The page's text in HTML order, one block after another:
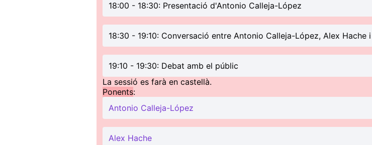
18:00 - 18:30: Presentació d'Antonio Calleja-López
18:30 - 19:10: Conversació entre Antonio Calleja-López, Alex Hache
19:10 - 19:30: Debat amb el públic
La sessió es farà en castellà.
Ponents:
Antonio Calleja-López
Alex Hache